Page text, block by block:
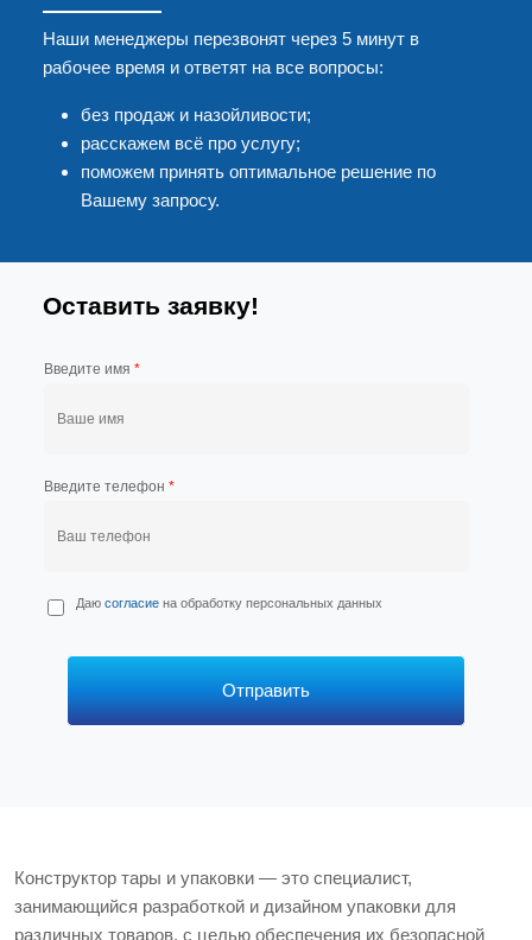
Наши менеджеры перезвонят через 5 минут в
рабочее время и ответят на все вопросы:
без продаж и назойливости;
расскажем всё про услугу;
поможем принять оптимальное решение по
Вашему запросу.
Оставить заявку!
Введите имя *
Введите телефон *
П
е
Даю согласиена обработку персональных данных
Отправить
Конструктор тары и упаковки — это специалист,
занимающийся разработкой и дизайном упаковки для
различных товаров, с целью обеспечения их безопасной